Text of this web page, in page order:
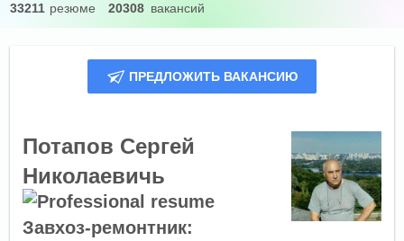
33211 резюме 20308 вакансий
ПРЕДЛОЖИТЬ ВАКАНСИЮ
Потапов Сергей
Николаевичь
Завхоз-ремонтник: